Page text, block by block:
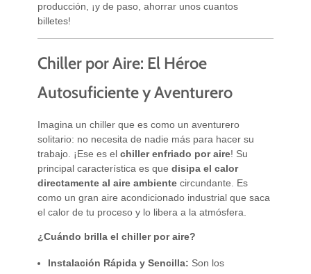
producción, ¡y de paso, ahorrar unos cuantos
billetes!
Chiller por Aire: El Héroe
Autosuficiente y Aventurero
Imagina un chiller que es como un aventurero
solitario: no necesita de nadie más para hacer su
trabajo. ¡Ese es el chiller enfriado por aire! Su
principal característica es que disipa el calor
directamente al aire ambientecircundante. Es
como un gran aire acondicionado industrial que saca
el calor de tu proceso y lo libera a la atmósfera.
¿Cuándo brilla el chiller por aire?
Instalación Rápida y Sencilla: Son los